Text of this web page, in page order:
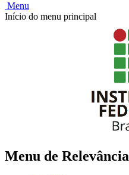
Menu
Início do menu principal
Menu de Relevância